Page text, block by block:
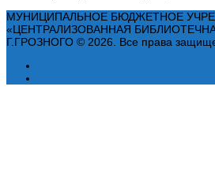
МУНИЦИПАЛЬНОЕ БЮДЖЕТНОЕ
«ЦЕНТРАЛИЗОВАННАЯ
Г.ГРОЗНОГО © 2026. Все права